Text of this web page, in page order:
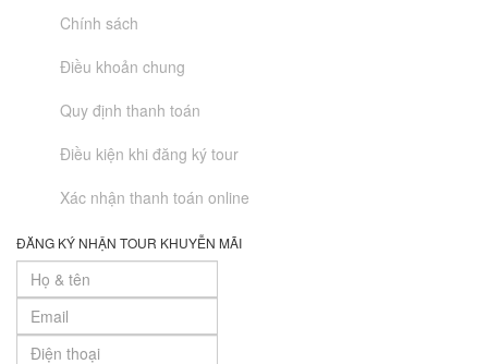
Chính sách
Điều khoản chung
Quy định thanh toán
Điều kiện khi đăng ký tour
Xác nhận thanh toán online
ĐĂNG KÝ NHẬN TOUR KHUYỄN MÃI